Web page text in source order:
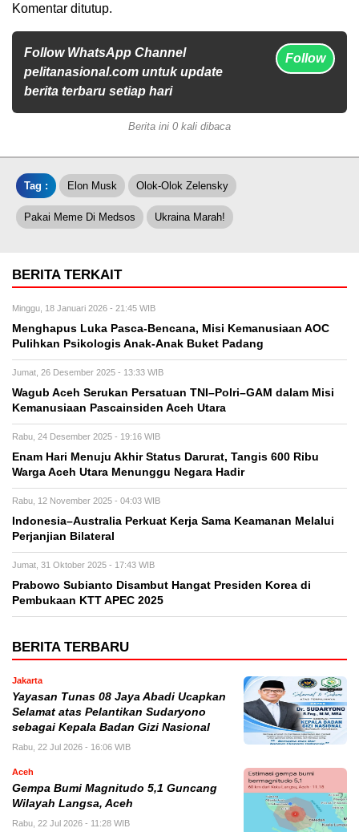
Komentar ditutup.
Follow WhatsApp Channel
pelitanasional.com untuk update
berita terbaru setiap hari
Follow
Berita ini 0 kali dibaca
Tag : Elon Musk Olok-Olok Zelensky
Pakai Meme Di Medsos Ukraina Marah!
BERITA TERKAIT
Minggu, 18 Januari 2026 - 21:45 WIB
Menghapus Luka Pasca-Bencana, Misi Kemanusiaan AOC
Pulihkan Psikologis Anak-Anak Buket Padang
Jumat, 26 Desember 2025 - 13:33 WIB
Wagub Aceh Serukan Persatuan TNI–Polri–GAM dalam Misi
Kemanusiaan Pascainsiden Aceh Utara
Rabu, 24 Desember 2025 - 19:16 WIB
Enam Hari Menuju Akhir Status Darurat, Tangis 600 Ribu
Warga Aceh Utara Menunggu Negara Hadir
Rabu, 12 November 2025 - 04:03 WIB
Indonesia–Australia Perkuat Kerja Sama Keamanan Melalui
Perjanjian Bilateral
Jumat, 31 Oktober 2025 - 17:43 WIB
Prabowo Subianto Disambut Hangat Presiden Korea di
Pembukaan KTT APEC 2025
BERITA TERBARU
Jakarta
Yayasan Tunas 08 Jaya Abadi Ucapkan
Selamat atas Pelantikan Sudaryono
sebagai Kepala Badan Gizi Nasional
Rabu, 22 Jul 2026 - 16:06 WIB
Aceh
Gempa Bumi Magnitudo 5,1 Guncang
Wilayah Langsa, Aceh
Rabu, 22 Jul 2026 - 11:28 WIB